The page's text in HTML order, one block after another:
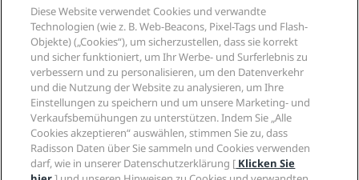
Neue und aufstrebende Hotels
Radisson Hotels APP
„Sports Approved“-Hotels
Familienfreundliche Hotels
Gesundheit & Sicherheit
Reisebüros
Radisson Hotel Group
Medien
Karriere RHG
Karriere PPHE
Karrieren EHL
The Club by RHG
Entwicklungsmöglichkeiten
Responsible Business – Unser Engagement
Einkauf
Rechtliches
Privacy Centre
Rechtliche Hinweise
Radisson Rewards Geschäftsbedingungen
Website-Nutzungsvereinbarung
Digitale Barrierefreiheit
Moderne Sklaverei – Erklärung
Hilfe
Verbrauchermeldungen
Kontakt
FAQ
Inhaltsübersicht
Soziale Medien
Marken von Radisson Hotels
Diese Website verwendet Cookies und verwandte
Technologien (wie z. B. Web-Beacons, Pixel-Tags und Flash-
Objekte) („Cookies“), um sicherzustellen, dass sie korrekt
und sicher funktioniert, um Ihr Werbe- und Surferlebnis zu
verbessern und zu personalisieren, um den Datenverkehr
und die Nutzung der Website zu analysieren, um Ihre
Einstellungen zu speichern und um unsere Marketing- und
Verkaufsbemühungen zu unterstützen. Indem Sie „Alle
Cookies akzeptieren“ auswählen, stimmen Sie zu, dass
Radisson Daten über Sie sammeln und Cookies verwenden
darf, wie in unserer Datenschutzerklärung [ Klicken Sie